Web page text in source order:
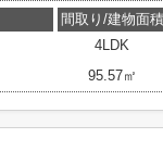
間取り/建物面積
4LDK
95.57㎡